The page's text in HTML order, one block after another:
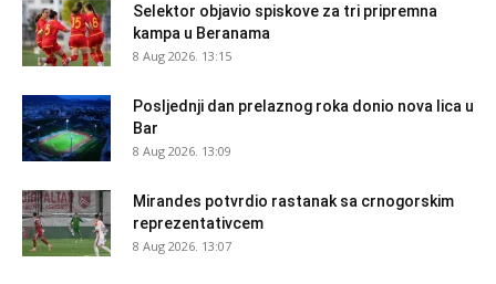
Selektor objavio spiskove za tri pripremna
kampa u Beranama
8 Aug 2026. 13:15
Posljednji dan prelaznog roka donio nova lica u
Bar
8 Aug 2026. 13:09
Mirandes potvrdio rastanak sa crnogorskim
reprezentativcem
8 Aug 2026. 13:07